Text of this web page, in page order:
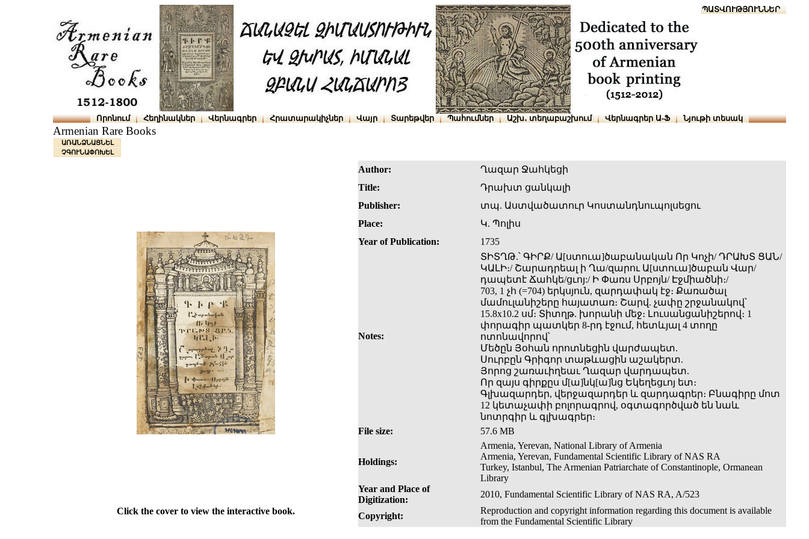
ՆԱԽԱՊԱՏՎՈՒԹՅՈՒՆՆԵՐ
Որոնում Հեղինակներ Վերնագրեր Հրատարակիչներ Վայր Տարեթվեր Պահումներ Աշխ․ տեղաբաշխում Վերնագրեր Ա-Ֆ Նյութի տեսակ
Armenian Rare Books
ԱՌԱՆՁՆԱՑՆԵԼ
ՉԳՈՒՆԱՓՈԽԵԼ
Author:
Ղազար Ջահկեցի
Title:
Դրախտ ցանկալի
Publisher:
տպ. Աստվածատուր Կոստանդնուպոլսեցու
Place:
Կ. Պոլիս
Year of Publication:
1735
Notes:
ՏԻՏՂԹ.՝ ԳԻՐՔ/ Ա[ստուա]ծաբանական Որ Կոչի/ ԴՐԱԽՏ ՑԱՆ/
ԿԱԼԻ։/ Շարադրեալ ի Ղա/զարու Ա[ստուա]ծաբան Վար/
դապետէ Ճահկե/ցւոյ:/ Ի Փառս Սրբոյն/ Էջմիածնի։/
703, 1 չհ (=704) երկսյուն, զարդափակ էջ։ Քառածալ
մամուլանիշերը հայատառ։ Շարվ. չափը շրջանակով՝
15.8x10.2 սմ։ Տիտղթ. խորանի մեջ։ Լուսանցանիշերով։ 1
փորագիր պատկեր 8-րդ էջում, հետևյալ 4 տողը
ոտոնավորով՝
Մեծըն Յօհան որոտնեցին վարժապետ.
Սուրբըն Գրիգոր տաթևացին աշակերտ.
Յորոց շառաւիղեաւ Ղազար վարդապետ.
Որ զայս գիրքըս մ[ա]նկ[ա]նց Եկեղեցւոյ ետ։
Գլխազարդեր, վերջազարդեր և զարդագրեր։ Բնագիրը մոտ
12 կետաչափի բոլորագրով, օգտագործված են նաև
նոտրգիր և գլխագրեր։
File size:
57.6 MB
Holdings:
Armenia, Yerevan, National Library of Armenia
Armenia, Yerevan, Fundamental Scientific Library of NAS RA
Turkey, Istanbul, The Armenian Patriarchate of Constantinople, Ormanean
Library
Year and Place of
Digitization:
2010, Fundamental Scientific Library of NAS RA, A/523
Click the cover to view the interactive book.
Copyright:
Reproduction and copyright information regarding this document is available
from the Fundamental Scientific Library